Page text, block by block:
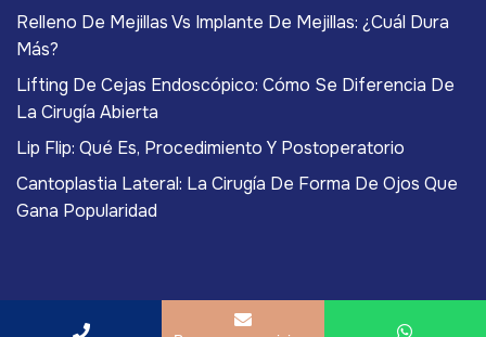
Relleno De Mejillas Vs Implante De Mejillas: ¿Cuál Dura
Más?
Lifting De Cejas Endoscópico: Cómo Se Diferencia De
La Cirugía Abierta
Lip Flip: Qué Es, Procedimiento Y Postoperatorio
Cantoplastia Lateral: La Cirugía De Forma De Ojos Que
Gana Popularidad
Copyright ACIBADEM Beauty Center . Todos los